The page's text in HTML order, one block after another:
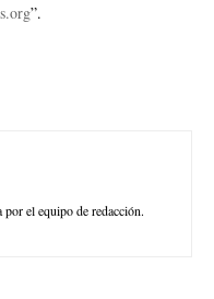
”.
el equipo de redacción.